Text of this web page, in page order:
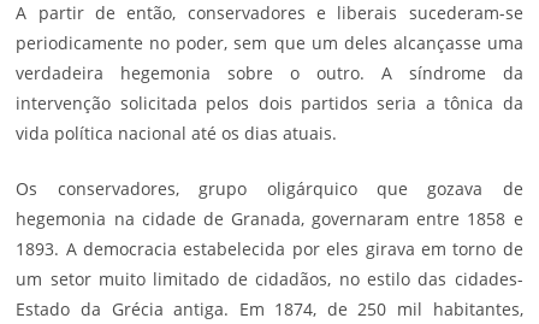
A partir de então, conservadores e liberais sucederam-se
periodicamente no poder, sem que um deles alcançasse uma
verdadeira hegemonia sobre o outro. A síndrome da
intervenção solicitada pelos dois partidos seria a tônica da
vida política nacional até os dias atuais.
Os conservadores, grupo oligárquico que gozava de
hegemonia na cidade de Granada, governaram entre 1858 e
1893. A democracia estabelecida por eles girava em torno de
um setor muito limitado de cidadãos, no estilo das cidades-
Estado da Grécia antiga. Em 1874, de 250 mil habitantes,